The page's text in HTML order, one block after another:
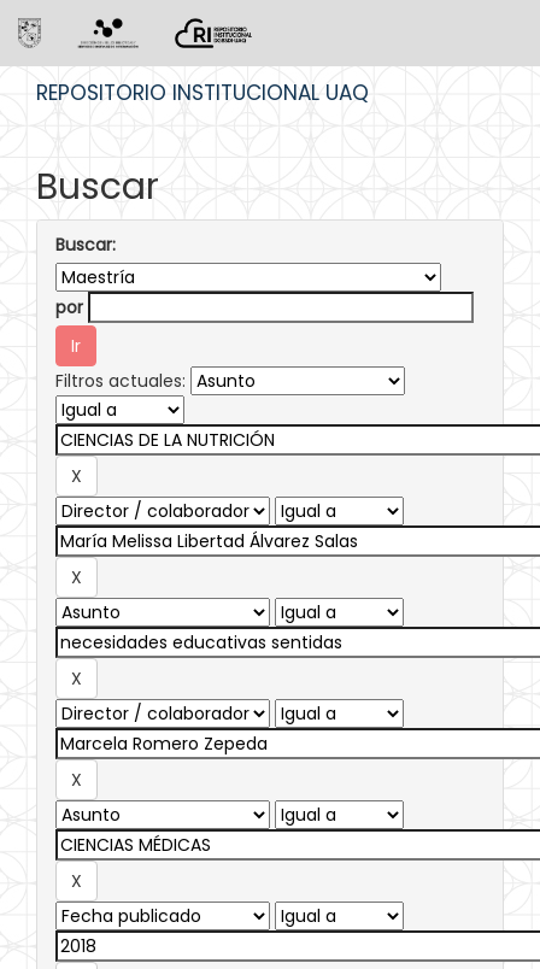
REPOSITORIO INSTITUCIONAL UAQ
Buscar
Buscar:
por
Filtros actuales: